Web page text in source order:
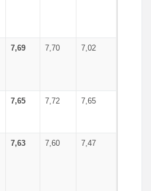
7,69 7,70 7,02
7,65 7,72 7,65
7,63 7,60 7,47